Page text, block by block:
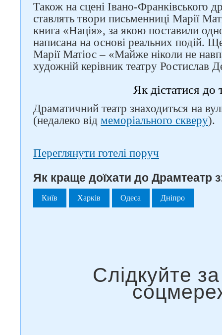
Також на сцені Івано-Франківського
ставлять твори письменниці Марії
книга «Нація», за якою поставили
написана на основі реальних подій.
Марії Матіос – «Майже ніколи не
художній керівник театру Ростислав
Як дістатися до
Драматичний театр знаходиться на
(недалеко від меморіального скверу).
Переглянути готелі поруч
Як краще доїхати до Драмтеатр
Київ Харків Одеса Дніпро